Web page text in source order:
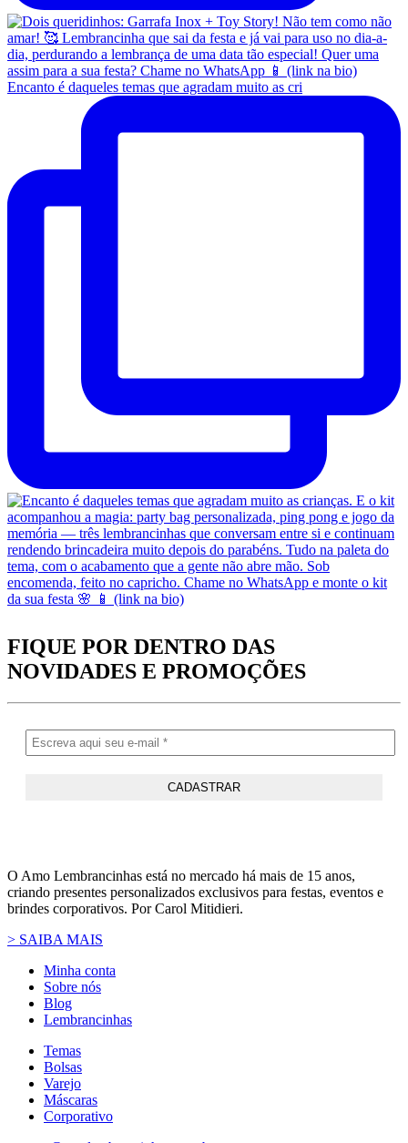
Encanto é daqueles temas que agradam muito as cri
FIQUE POR DENTRO DAS
NOVIDADES E PROMOÇÕES
O Amo Lembrancinhas está no mercado há mais de 15 anos,
criando presentes personalizados exclusivos para festas, eventos e
brindes corporativos. Por Carol Mitidieri.
> SAIBA MAIS
Minha conta
Sobre nós
Blog
Lembrancinhas
Temas
Bolsas
Varejo
Máscaras
Corporativo